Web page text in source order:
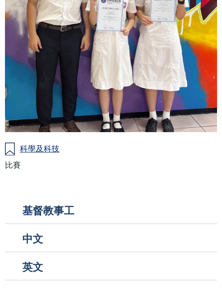
科學及科技
比賽
Main
navigation
基督教事工
中文
英文